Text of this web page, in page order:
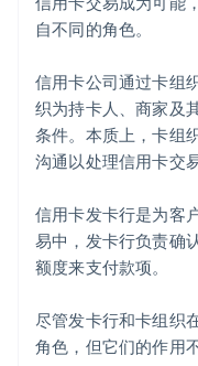
自不同的角色。
信用卡公司通过卡组
织为持卡人、商家及
条件。本质上，卡组
沟通以处理信用卡交易
信用卡发卡行是为客
易中，发卡行负责确
额度来支付款项。
尽管发卡行和卡组织
角色，但它们的作用不